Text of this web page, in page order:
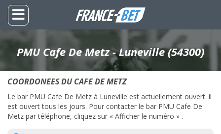
PMU Cafe De Metz - Luneville (54300)
COORDONEES DU CAFE DE METZ
Le bar PMU Cafe De Metz à Luneville est actuellement ouvert. il
est ouvert tous les jours. Pour contacter le bar PMU Cafe De
Metz par téléphone, cliquez sur « Afficher le numéro » .